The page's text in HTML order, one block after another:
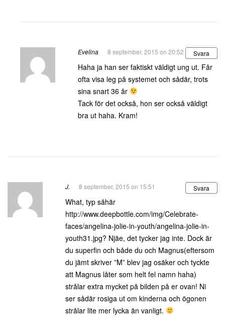
Evelina 8 september, 2015 on 20:52 Svara
Haha ja han ser faktiskt väldigt ung ut. Får
ofta visa leg på systemet och sådär, trots
sina snart 36 år
Tack för det också, hon ser också väldigt
bra ut haha. Kram!
J. 8 september, 2015 on 15:51 Svara
What, typ såhär
http://www.deepbottle.com/img/Celebrate-
faces/angelina-jolie-in-youth/angelina-jolie-in-
youth31.jpg? Njäe, det tycker jag inte. Dock är
du superfin och både du och Magnus(eftersom
du jämt skriver ”M” blev jag osäker och tyckte
att Magnus låter som helt fel namn haha)
strålar extra mycket på bilden på er ovan! Ni
ser sådär rosiga ut om kinderna och ögonen
strålar lite mer lycka än vanligt.